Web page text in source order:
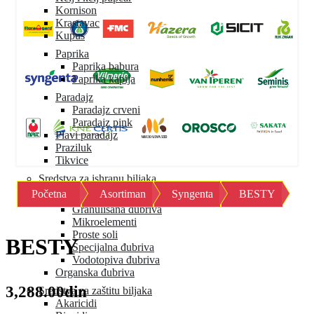
Kornison
Krastavac
Kupus
Paprika
Paprika babura
Paprika kapija
Paradajz
Paradajz crveni
Paradajz pink
Plavi paradajz
Praziluk
Tikvice
Sredstva za ishranu biljaka
Mineralna đubriva
Granulisana đubriva
Mikroelementi
Proste soli
Specijalna đubriva
Vodotopiva đubriva
Organska đubriva
Sredstva za zaštitu biljaka
Akaricidi
Početna Asortiman Syngenta BESTY
BESTY
3,288.00din